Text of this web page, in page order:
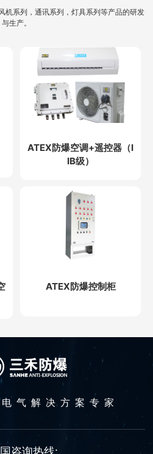
机系列，通讯系列，灯具系列等产品的研发
与生产。
ATEX防爆空调+遥控器（I
IB级）
ATEX防爆控制柜
气解决方案专家
咨询热线: